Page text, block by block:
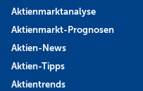
Aktienmarktanalyse
Aktienmarkt-Prognosen
Aktien-News
Aktien-Tipps
Aktientrends